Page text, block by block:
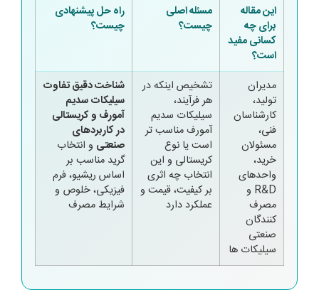
این مقاله
برای چه
کسانی مفید
است؟
مسئله اصلی
چیست؟
راه حل پیشنهادی
چیست؟
مدیران
تولید،
کارشناسان
فنی،
مسئولان
خرید،
واحدهای
R&D و
مصرف
کنندگان
صنعتی
سیلیکات ها
تشخیص اینکه در
هر فرآیند،
سیلیکات سدیم
آمورف مناسب تر
است یا نوع
کریستالی و این
انتخاب چه اثری
بر کیفیت، قیمت و
عملکرد دارد
شناخت دقیق تفاوت
سیلیکات سدیم
آمورف و کریستالی
در کاربردهای
صنعتی و انتخاب
گرید مناسب بر
اساس ریشیو، فرم
فیزیکی، خلوص و
شرایط مصرف